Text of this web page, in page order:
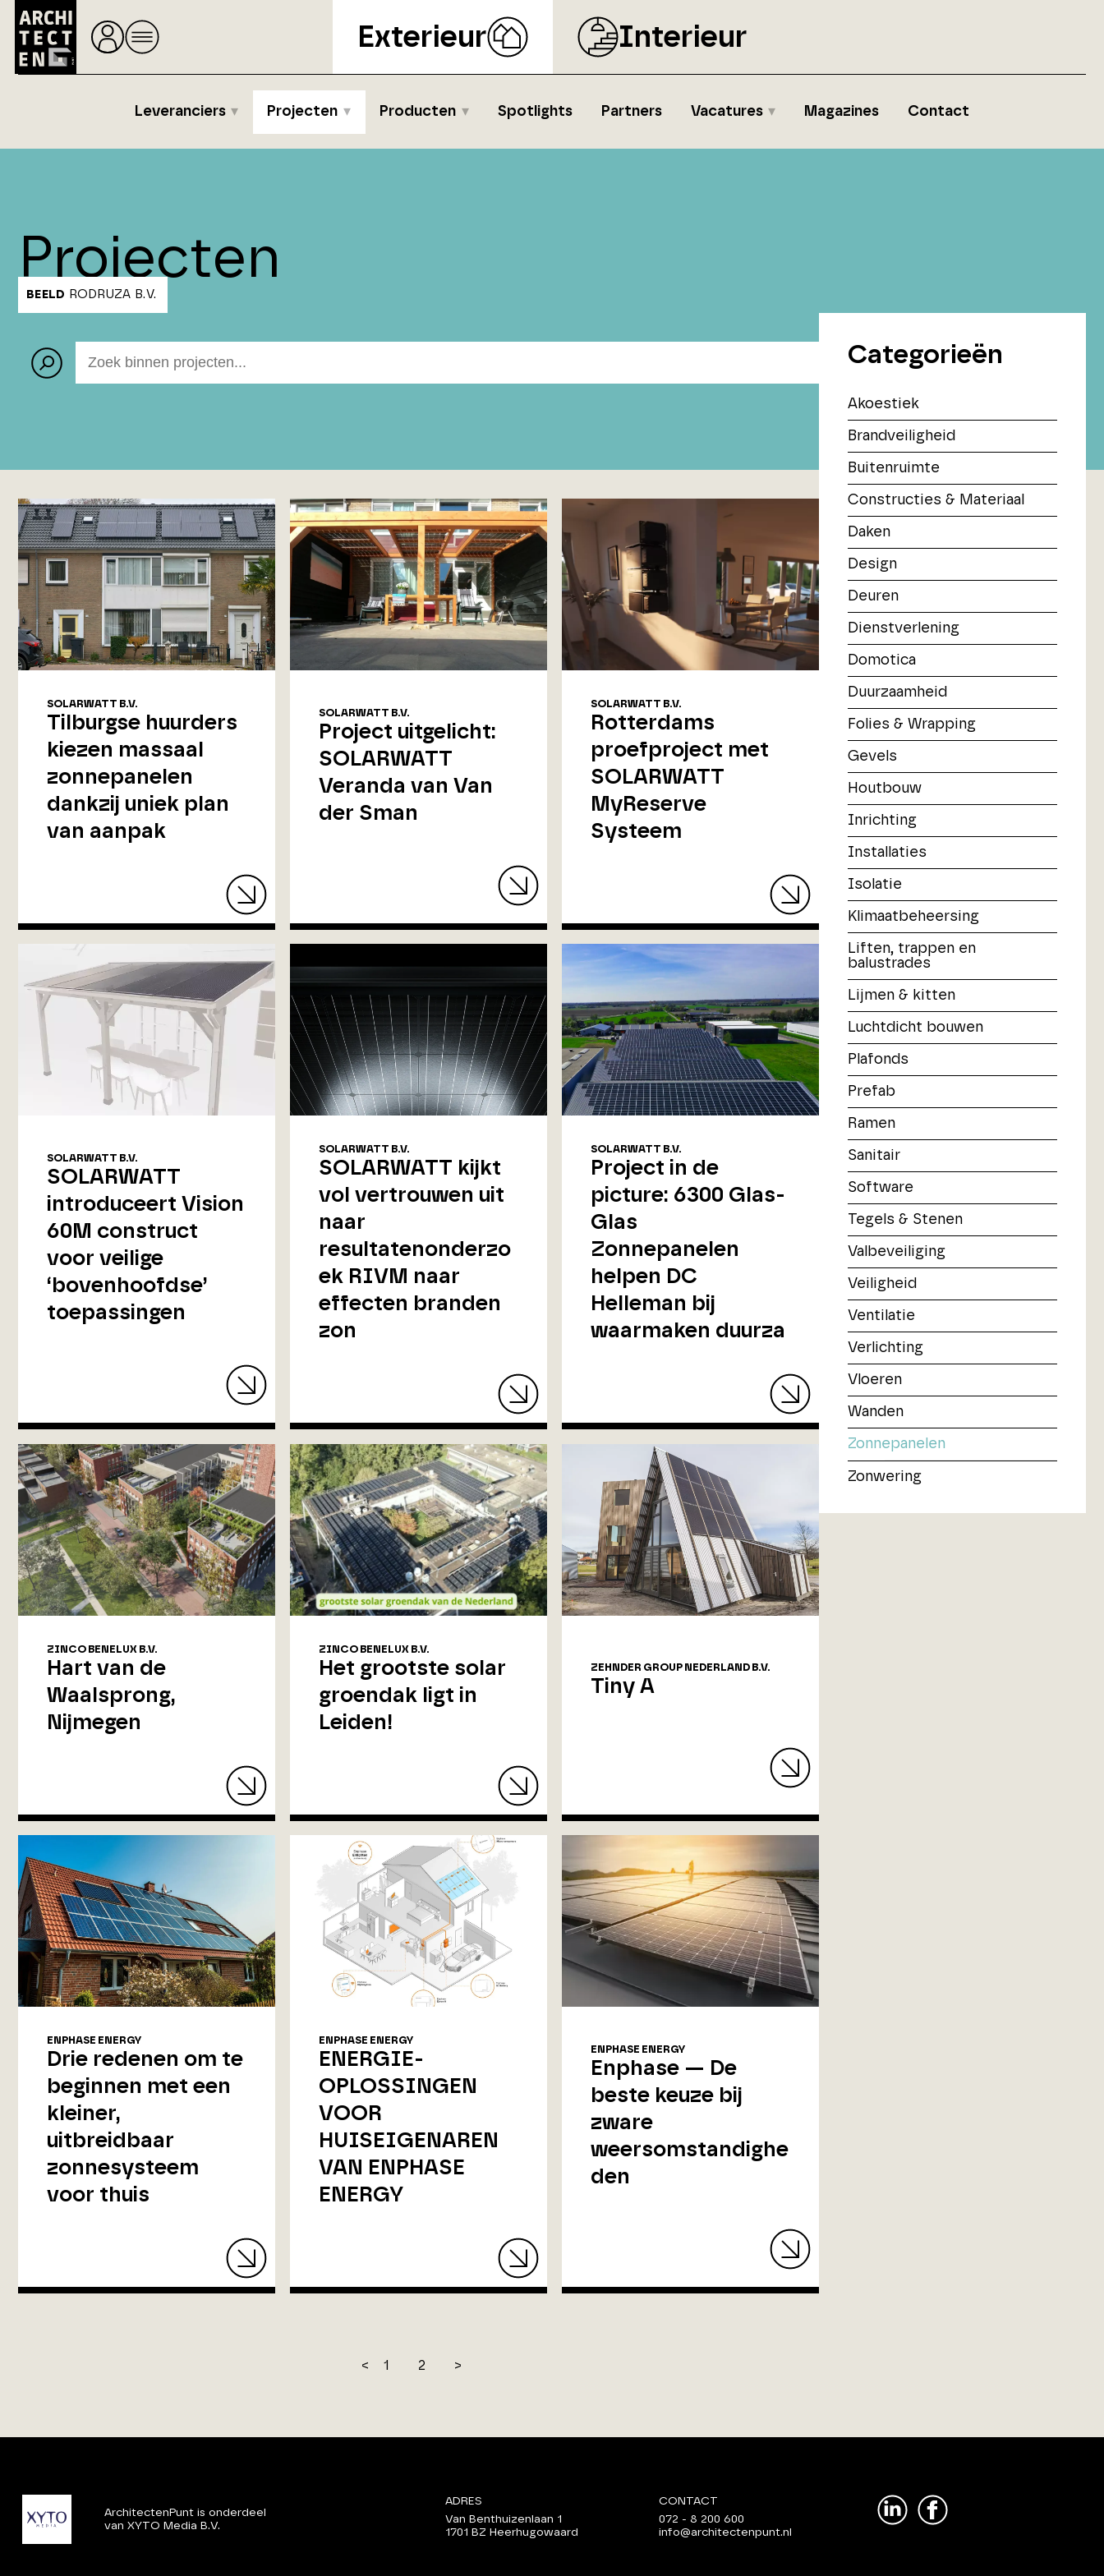
Exterieur Interieur
Leveranciers Projecten Producten Spotlights Partners Vacatures Magazines Contact
Projecten
BEELD RODRUZA B.V.
Categorieën
Akoestiek
Brandveiligheid
Buitenruimte
Constructies & Materiaal
Daken
Design
Deuren
Dienstverlening
Domotica
Duurzaamheid
Folies & Wrapping
Gevels
Houtbouw
Inrichting
Installaties
Isolatie
Klimaatbeheersing
Liften, trappen en
balustrades
Lijmen & kitten
Luchtdicht bouwen
Plafonds
Prefab
Ramen
Sanitair
Software
Tegels & Stenen
Valbeveiliging
Veiligheid
Ventilatie
Verlichting
Vloeren
Wanden
Zonnepanelen
Zonwering
SOLARWATT B.V.
Tilburgse huurders
kiezen massaal
zonnepanelen
dankzij uniek plan
van aanpak
SOLARWATT B.V.
Project uitgelicht:
SOLARWATT
Veranda van Van
der Sman
SOLARWATT B.V.
Rotterdams
proefproject met
SOLARWATT
MyReserve
Systeem
SOLARWATT B.V.
SOLARWATT
introduceert Vision
60M construct
voor veilige
‘bovenhoofdse’
toepassingen
SOLARWATT B.V.
SOLARWATT kijkt
vol vertrouwen uit
naar
resultatenonderzo
ek RIVM naar
effecten branden
zon
SOLARWATT B.V.
Project in de
picture: 6300 Glas-
Glas
Zonnepanelen
helpen DC
Helleman bij
waarmaken duurza
ZINCO BENELUX B.V.
Hart van de
Waalsprong,
Nijmegen
ZINCO BENELUX B.V.
Het grootste solar
groendak ligt in
Leiden!
ZEHNDER GROUP NEDERLAND B.V.
Tiny A
ENPHASE ENERGY
Drie redenen om te
beginnen met een
kleiner,
uitbreidbaar
zonnesysteem
voor thuis
ENPHASE ENERGY
ENERGIE-
OPLOSSINGEN
VOOR
HUISEIGENAREN
VAN ENPHASE
ENERGY
ENPHASE ENERGY
Enphase — De
beste keuze bij
zware
weersomstandighe
den
< 1 2 >
ArchitectenPunt is onderdeel
van XYTO Media B.V.
ADRES
Van Benthuizenlaan 1
1701 BZ Heerhugowaard
CONTACT
072 - 8 200 600
info@architectenpunt.nl